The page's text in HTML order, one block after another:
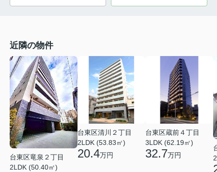
近隣の物件
台東区竜泉２丁目
2LDK (50.40㎡)
台東区清川２丁目
2LDK (53.83㎡)
20.4万円
台東区蔵前４丁目
3LDK (62.19㎡)
32.7万円